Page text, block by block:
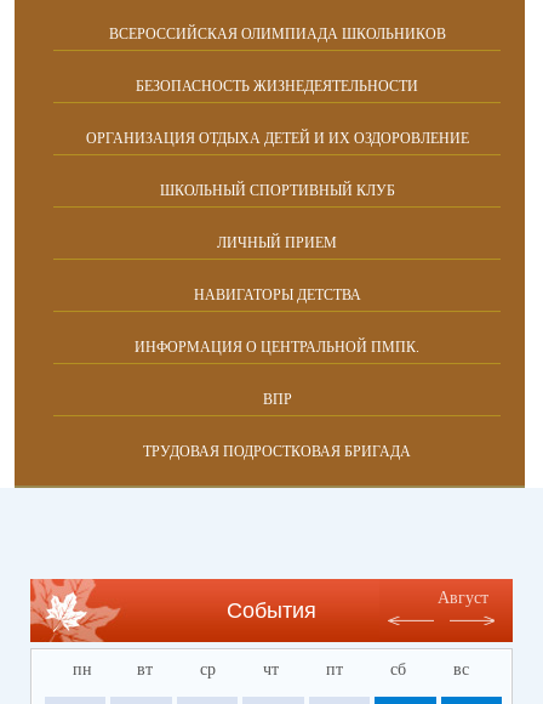
ВСЕРОССИЙСКАЯ ОЛИМПИАДА ШКОЛЬНИКОВ
БЕЗОПАСНОСТЬ ЖИЗНЕДЕЯТЕЛЬНОСТИ
ОРГАНИЗАЦИЯ ОТДЫХА ДЕТЕЙ И ИХ ОЗДОРОВЛЕНИЕ
ШКОЛЬНЫЙ СПОРТИВНЫЙ КЛУБ
ЛИЧНЫЙ ПРИЕМ
НАВИГАТОРЫ ДЕТСТВА
ИНФОРМАЦИЯ О ЦЕНТРАЛЬНОЙ ПМПК.
ВПР
ТРУДОВАЯ ПОДРОСТКОВАЯ БРИГАДА
События
Август
пн вт ср чт пт сб вс